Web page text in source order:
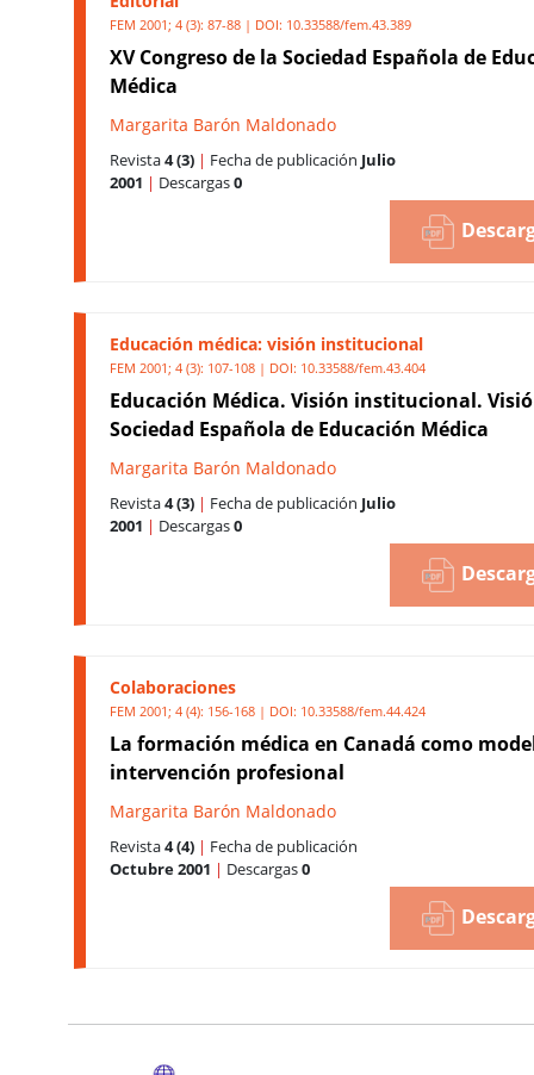
FEM 2001; 4 (3): 87-88 | DOI: 10.33588/fem.43.389
XV Congreso de la Sociedad Española de
Médica
Margarita Barón Maldonado
Revista4 (3) | Fecha de publicación Julio
2001 | Descargas0
Educación médica: visión institucional
FEM 2001; 4 (3): 107-108 | DOI: 10.33588/fem.43.404
Educación Médica. Visión institucional.
Sociedad Española de Educación Médica
Margarita Barón Maldonado
Revista4 (3) | Fecha de publicación Julio
2001 | Descargas0
Colaboraciones
FEM 2001; 4 (4): 156-168 | DOI: 10.33588/fem.44.424
La formación médica en Canadá como
intervención profesional
Margarita Barón Maldonado
Revista4 (4) | Fecha de publicación
Octubre 2001 | Descargas0